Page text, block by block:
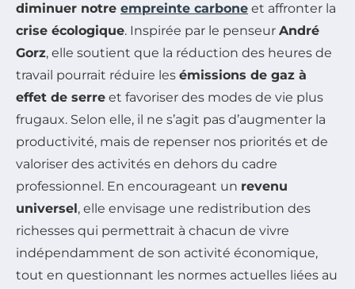
diminuer notre empreinte carbone et affronter la
crise écologique. Inspirée par le penseur André
Gorz, elle soutient que la réduction des heures de
travail pourrait réduire les émissions de gaz à
effet de serre et favoriser des modes de vie plus
frugaux. Selon elle, il ne s’agit pas d’augmenter la
productivité, mais de repenser nos priorités et de
valoriser des activités en dehors du cadre
professionnel. En encourageant un revenu
universel, elle envisage une redistribution des
richesses qui permettrait à chacun de vivre
indépendamment de son activité économique,
tout en questionnant les normes actuelles liées au